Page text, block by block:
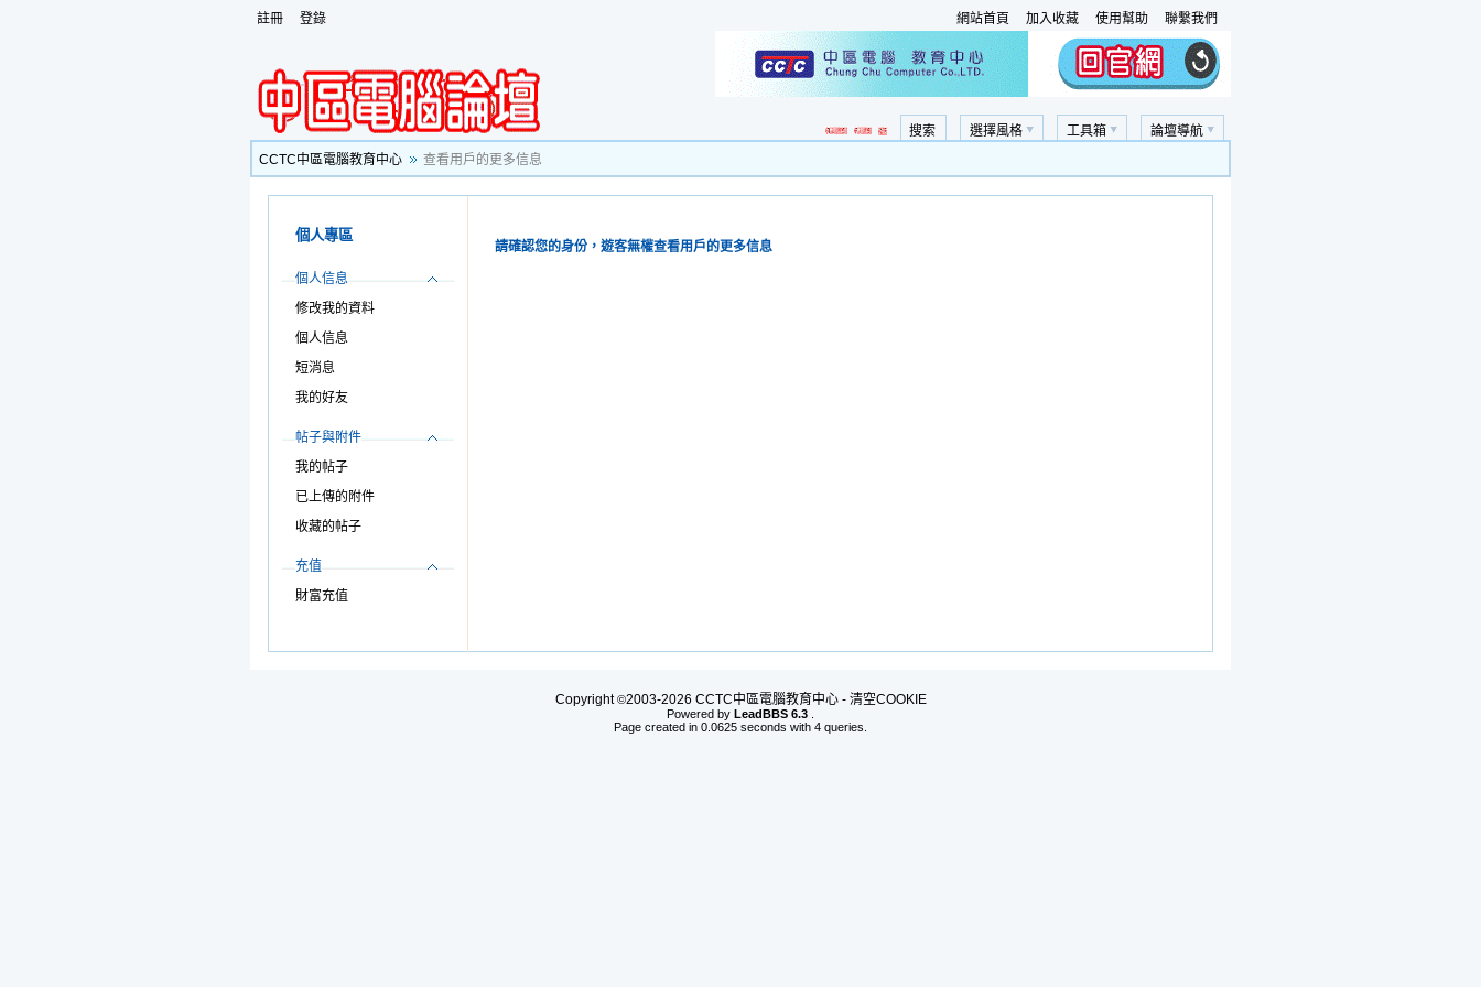
註冊 登錄 網站首頁 加入收藏 使用幫助 聯繫我們
論壇導航
工具箱
選擇風格
搜索
CCTC中區電腦教育中心
查看用戶的更多信息
個人專區
個人信息
修改我的資料
個人信息
短消息
我的好友
帖子與附件
我的帖子
已上傳的附件
收藏的帖子
充值
財富充值
請確認您的身份，遊客無權查看用戶的更多信息
Copyright©2003-2026 CCTC中區電腦教育中心 - 清空COOKIE
Powered by LeadBBS 6.3
Page created in 0.0625 seconds with 4 queries.